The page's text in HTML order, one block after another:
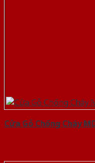
Cửa Gỗ Chống Cháy